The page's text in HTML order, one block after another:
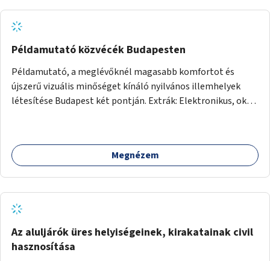
Példamutató közvécék Budapesten
Példamutató, a meglévőknél magasabb komfortot és
újszerű vizuális minőséget kínáló nyilvános illemhelyek
létesítése Budapest két pontján. Extrák: Elektronikus, okos
(pl. ivókút, telefontöltés).
Megnézem
Az aluljárók üres helyiségeinek, kirakatainak civil
hasznosítása